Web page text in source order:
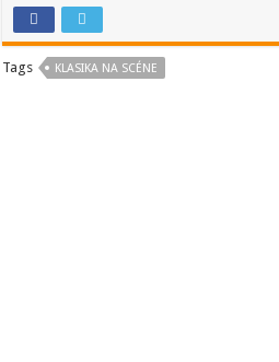
Tags KLASIKA NA SCÉNE